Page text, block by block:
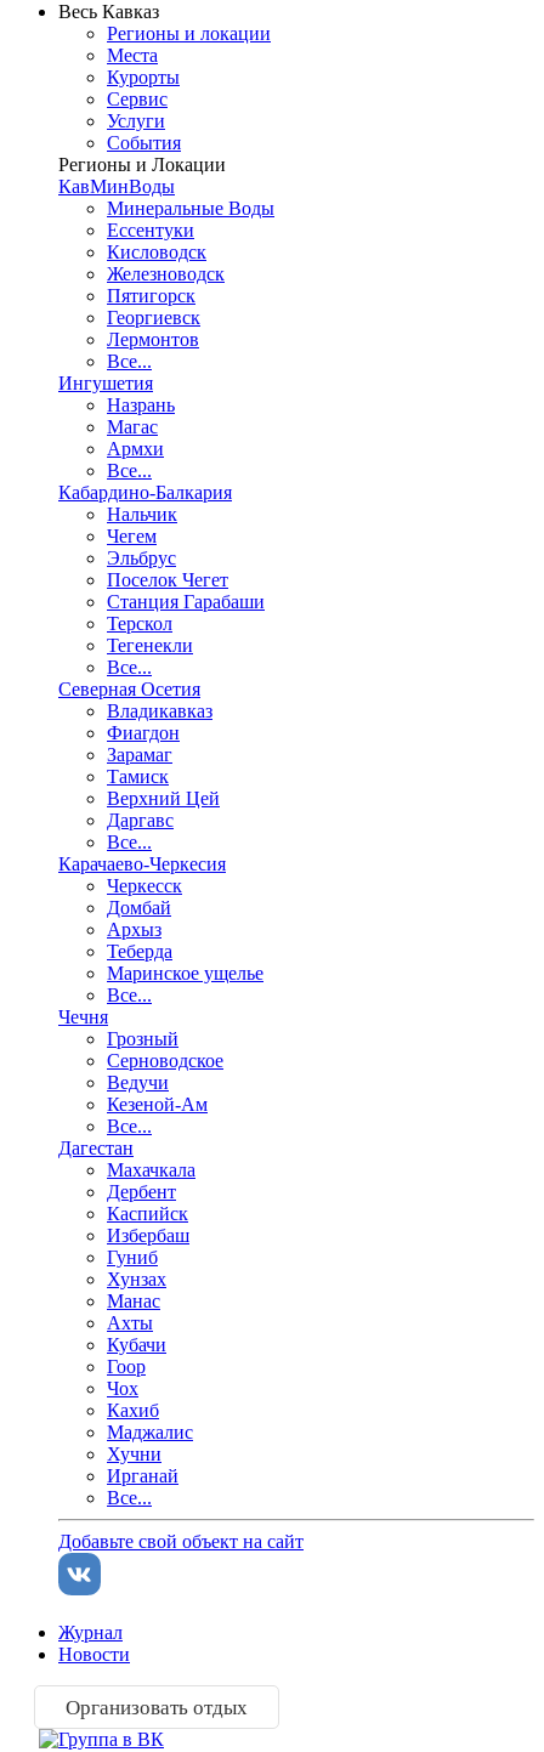
Весь Кавказ
Регионы и локации
Места
Курорты
Сервис
Услуги
События
Регионы и Локации
КавМинВоды
Минеральные Воды
Ессентуки
Кисловодск
Железноводск
Пятигорск
Георгиевск
Лермонтов
Все...
Ингушетия
Назрань
Магас
Армхи
Все...
Кабардино-Балкария
Нальчик
Чегем
Эльбрус
Поселок Чегет
Станция Гарабаши
Терскол
Тегенекли
Все...
Северная Осетия
Владикавказ
Фиагдон
Зарамаг
Тамиск
Верхний Цей
Даргавс
Все...
Карачаево-Черкесия
Черкесск
Домбай
Архыз
Теберда
Маринское ущелье
Все...
Чечня
Грозный
Серноводское
Ведучи
Кезеной-Ам
Все...
Дагестан
Махачкала
Дербент
Каспийск
Избербаш
Гуниб
Хунзах
Манас
Ахты
Кубачи
Гоор
Чох
Кахиб
Маджалис
Хучни
Ирганай
Все...
Добавьте свой объект на сайт
Журнал
Новости
Организовать отдых